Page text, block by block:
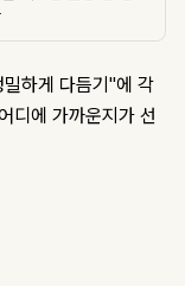
하게 다듬기"에 각
디에 가까운지가 선